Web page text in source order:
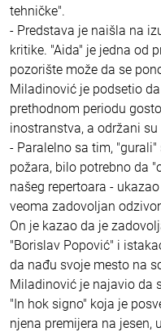
tehničke".
- Predstava je naišla na
kritike. "Aida" je jedna od
pozorište može da se
Miladinović je podsetio
prethodnom periodu
inostranstva, a održani
- Paralelno sa tim, "gurali"
požara, bilo potrebno da
našeg repertoara -
veoma zadovoljan
On je kazao da je
"Borislav Popović" i
da nađu svoje mesto na
Miladinović je najavio da
"In hok signo" koja je
njena premijera na jesen,